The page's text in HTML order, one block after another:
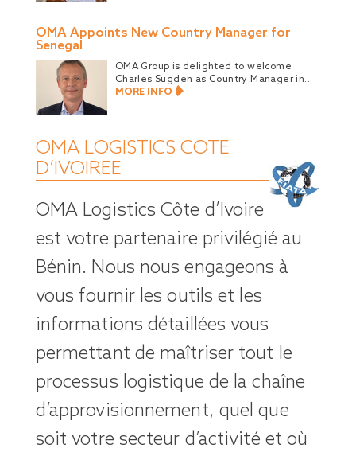
OMA Appoints New Country Manager for
Senegal
OMA Group is delighted to welcome
Charles Sugden as Country Manager in...
MORE INFO
OMA LOGISTICS COTE
D’IVOIREE
OMA Logistics Côte d’Ivoire
est votre partenaire privilégié au
Bénin. Nous nous engageons à
vous fournir les outils et les
informations détaillées vous
permettant de maîtriser tout le
processus logistique de la chaîne
d’approvisionnement, quel que
soit votre secteur d’activité et où